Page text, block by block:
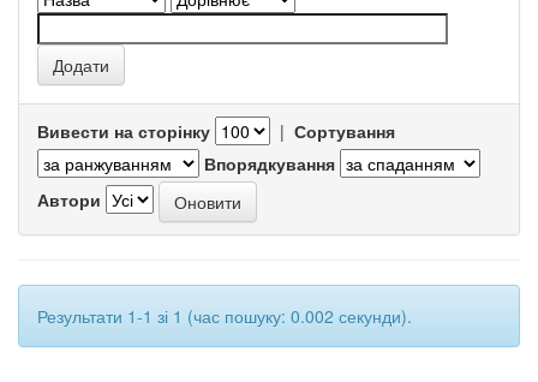
Вивести на сторінку | Сортування
Впорядкування
Автори
Результати 1-1 зі 1 (час пошуку: 0.002 секунди).